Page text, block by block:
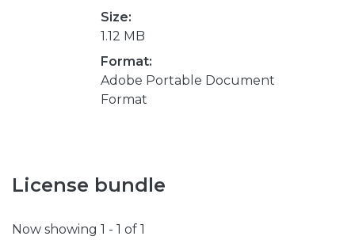
Size:
1.12 MB
Format:
Adobe Portable Document
Format
License bundle
Now showing 1 - 1 of 1